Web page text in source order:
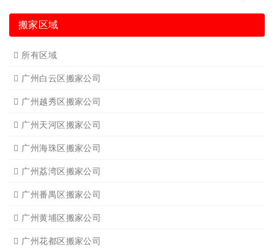
搬家区域
所有区域
广州白云区搬家公司
广州越秀区搬家公司
广州天河区搬家公司
广州海珠区搬家公司
广州荔湾区搬家公司
广州番禺区搬家公司
广州黄埔区搬家公司
广州花都区搬家公司